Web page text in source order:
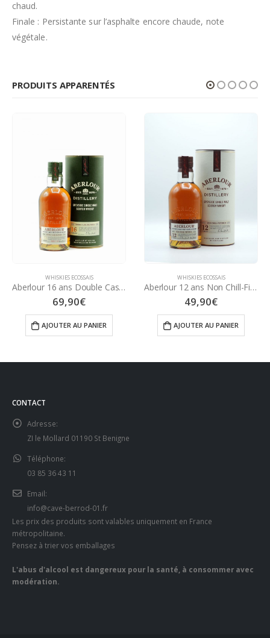
chaud.
Finale : Persistante sur l’asphalte encore chaude, note
végétale.
PRODUITS APPARENTÉS
WHISKIES ECOSSAIS
Aberlour 16 ans Double Cask Matured 70 cl
69,90€
AJOUTER AU PANIER
WHISKIES ECOSSAIS
Aberlour 12 ans Non Chill-Filtered 70 cl
49,90€
AJOUTER AU PANIER
CONTACT
Adresse:
ZI le Mollard 01190 St Benigne
Téléphone:
03 85 36 43 11
Email:
info@cave-berrod-01.fr
Les prix des produits sont valables uniquement en France
métropolitaine.
Pensez à trier vos emballages
L'abus d'alcool est dangereux pour la santé, à consommer avec
modération.